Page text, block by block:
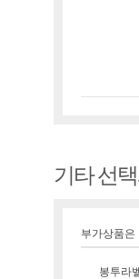
기타 선
부가상품은
봉투라